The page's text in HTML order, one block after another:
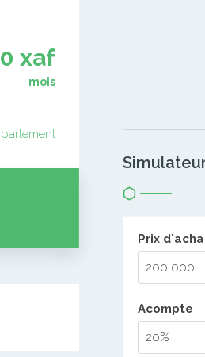
xaf
mois
Prix
Acompte